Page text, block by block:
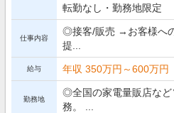
転勤なし・勤務地限定
仕事内容
◎接客/販売 →お客様へ
提...
給与 年収 350万円～600万円
勤務地
◎全国の家電量販店など
務。 ...